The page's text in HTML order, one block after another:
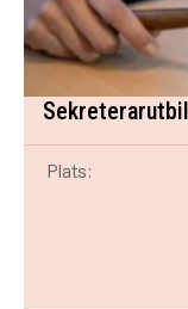
Plats: